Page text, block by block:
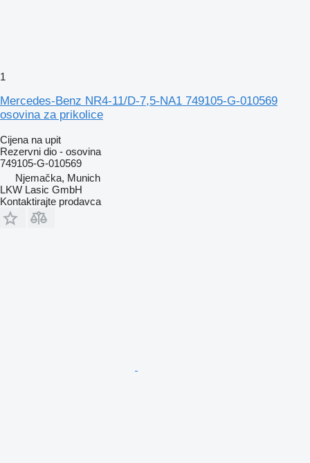
1
Mercedes-Benz NR4-11/D-7,5-NA1 749105-G-010569
osovina za prikolice
Cijena na upit
Rezervni dio - osovina
749105-G-010569
Njemačka, Munich
LKW Lasic GmbH
Kontaktirajte prodavca